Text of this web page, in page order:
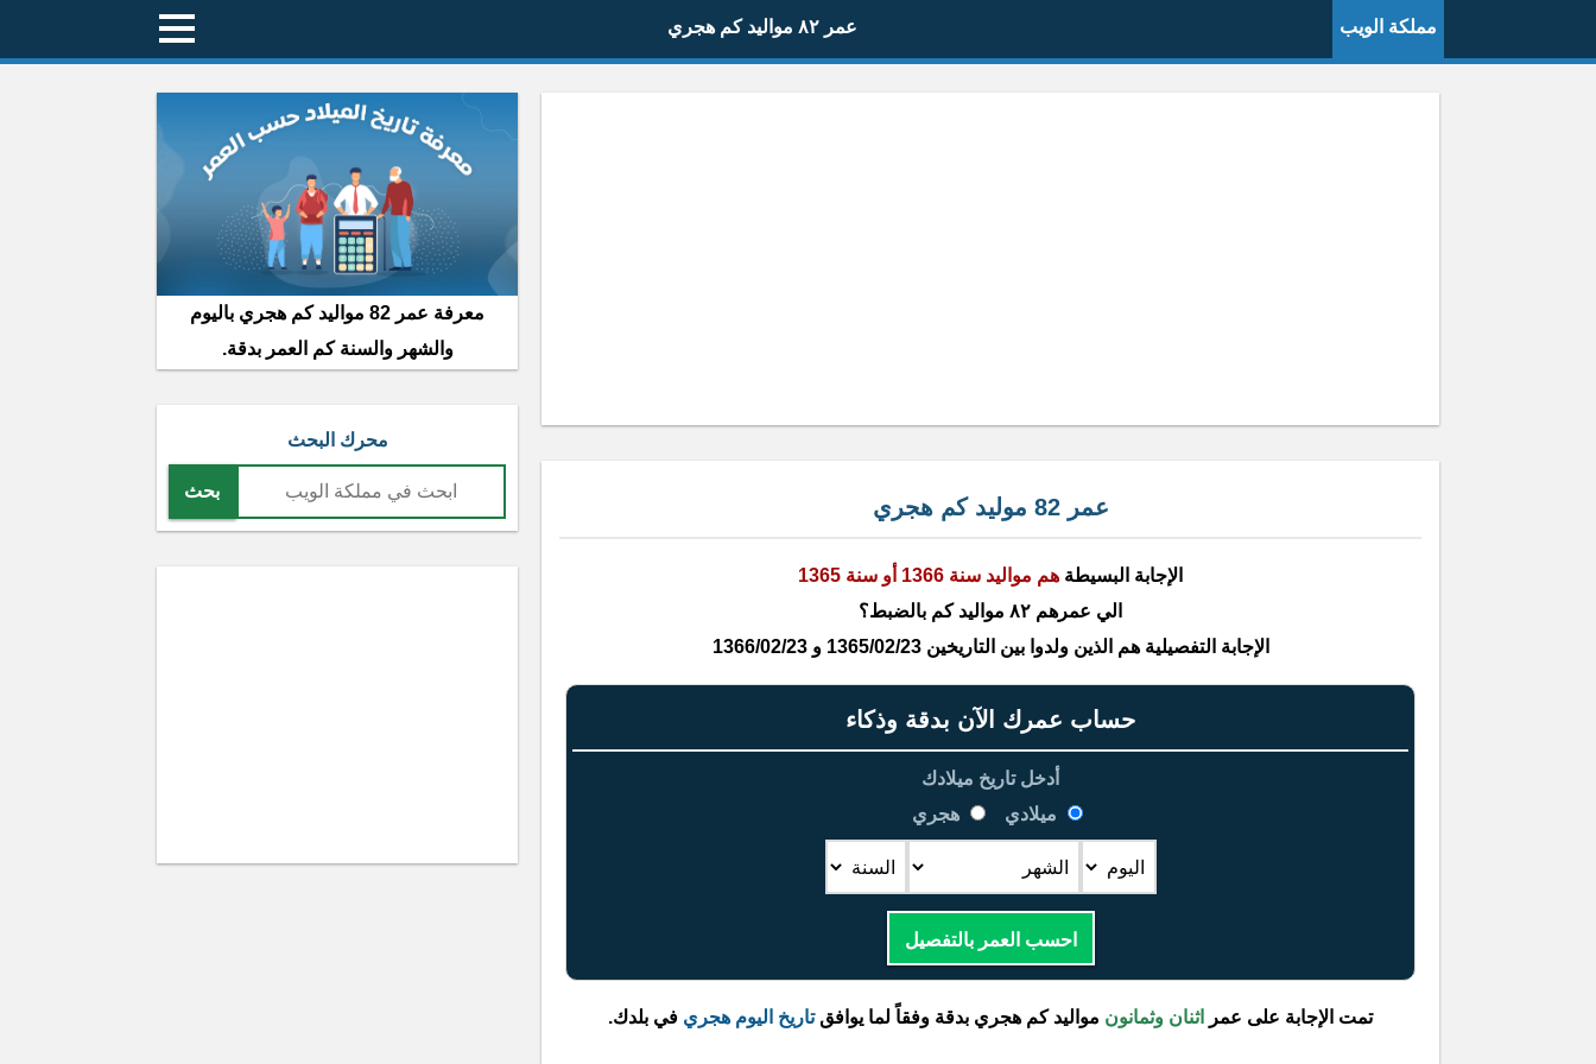
مملكة الويب عمر ٨٢ مواليد كم هجري
عمر 82 موليد كم هجري
الإجابة البسيطة هم مواليد سنة 1366 أو سنة 1365
الي عمرهم ٨٢ مواليد كم بالضبط؟
الإجابة التفصيلية هم الذين ولدوا بين التاريخين 1365/02/23 و 1366/02/23
حساب عمرك الآن بدقة وذكاء
أدخل تاريخ ميلادك
ميلادي
هجري
احسب العمر بالتفصيل
تمت الإجابة على عمر اثنان وثمانون مواليد كم هجري بدقة وفقاً لما يوافقتاريخ اليوم هجري في بلدك.
معرفة عمر 82 مواليد كم هجري باليوم
والشهر والسنة كم العمر بدقة.
محرك البحث
بحث